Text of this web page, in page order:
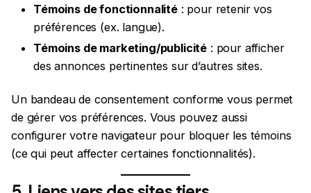
Témoins de fonctionnalité: pour retenir vos
préférences (ex. langue).
Témoins de marketing/publicité : pour afficher
des annonces pertinentes sur d’autres sites.
Un bandeau de consentement conforme vous permet
de gérer vos préférences. Vous pouvez aussi
configurer votre navigateur pour bloquer les témoins
(ce qui peut affecter certaines fonctionnalités).